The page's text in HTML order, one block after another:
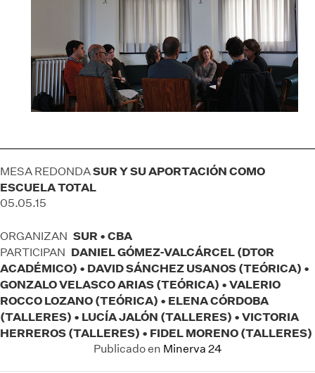
MESA REDONDASUR Y SU APORTACIÓN COMO
ESCUELA TOTAL
05.05.15
ORGANIZAN SUR • CBA
PARTICIPAN DANIEL GÓMEZ-VALCÁRCEL (DTOR
ACADÉMICO) • DAVID SÁNCHEZ USANOS (TEÓRICA) •
GONZALO VELASCO ARIAS (TEÓRICA) • VALERIO
ROCCO LOZANO (TEÓRICA) • ELENA CÓRDOBA
(TALLERES) • LUCÍA JALÓN (TALLERES) • VICTORIA
HERREROS (TALLERES) • FIDEL MORENO (TALLERES)
Publicado en Minerva 24